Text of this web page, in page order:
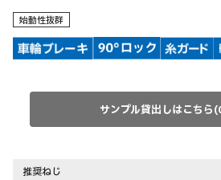
始動性抜群
サンプル貸出しはこち
推奨ねじ